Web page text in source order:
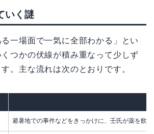
いく謎
一場面で一気に全部わかる」とい
つかの伏線が積み重なって少しず
。主な流れは次のとおりです。
避暑地での事件などをきっかけに、壬氏が薬を飲